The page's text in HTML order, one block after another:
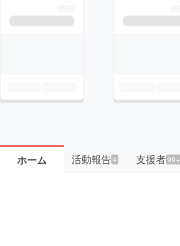
ホーム 活動報告4 支援者99+